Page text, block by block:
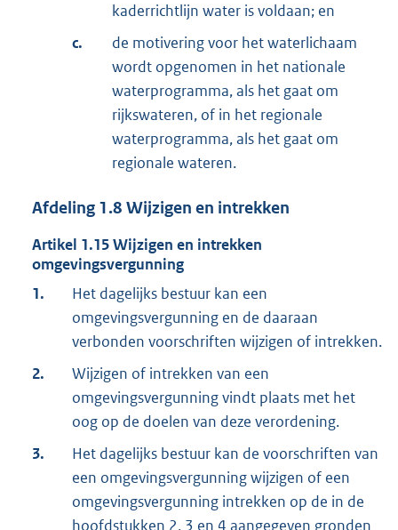
kaderrichtlijn water is voldaan; en
c.
de motivering voor het waterlichaam
wordt opgenomen in het nationale
waterprogramma, als het gaat om
rijkswateren, of in het regionale
waterprogramma, als het gaat om
regionale wateren.
Afdeling 1.8 Wijzigen en intrekken
Artikel 1.15Wijzigen en intrekken
omgevingsvergunning
1.
Het dagelijks bestuur kan een
omgevingsvergunning en de daaraan
verbonden voorschriften wijzigen of intrekken.
2.
Wijzigen of intrekken van een
omgevingsvergunning vindt plaats met het
oog op de doelen van deze verordening.
3.
Het dagelijks bestuur kan de voorschriften van
een omgevingsvergunning wijzigen of een
omgevingsvergunning intrekken op de in de
hoofdstukken 2, 3 en 4 aangegeven gronden